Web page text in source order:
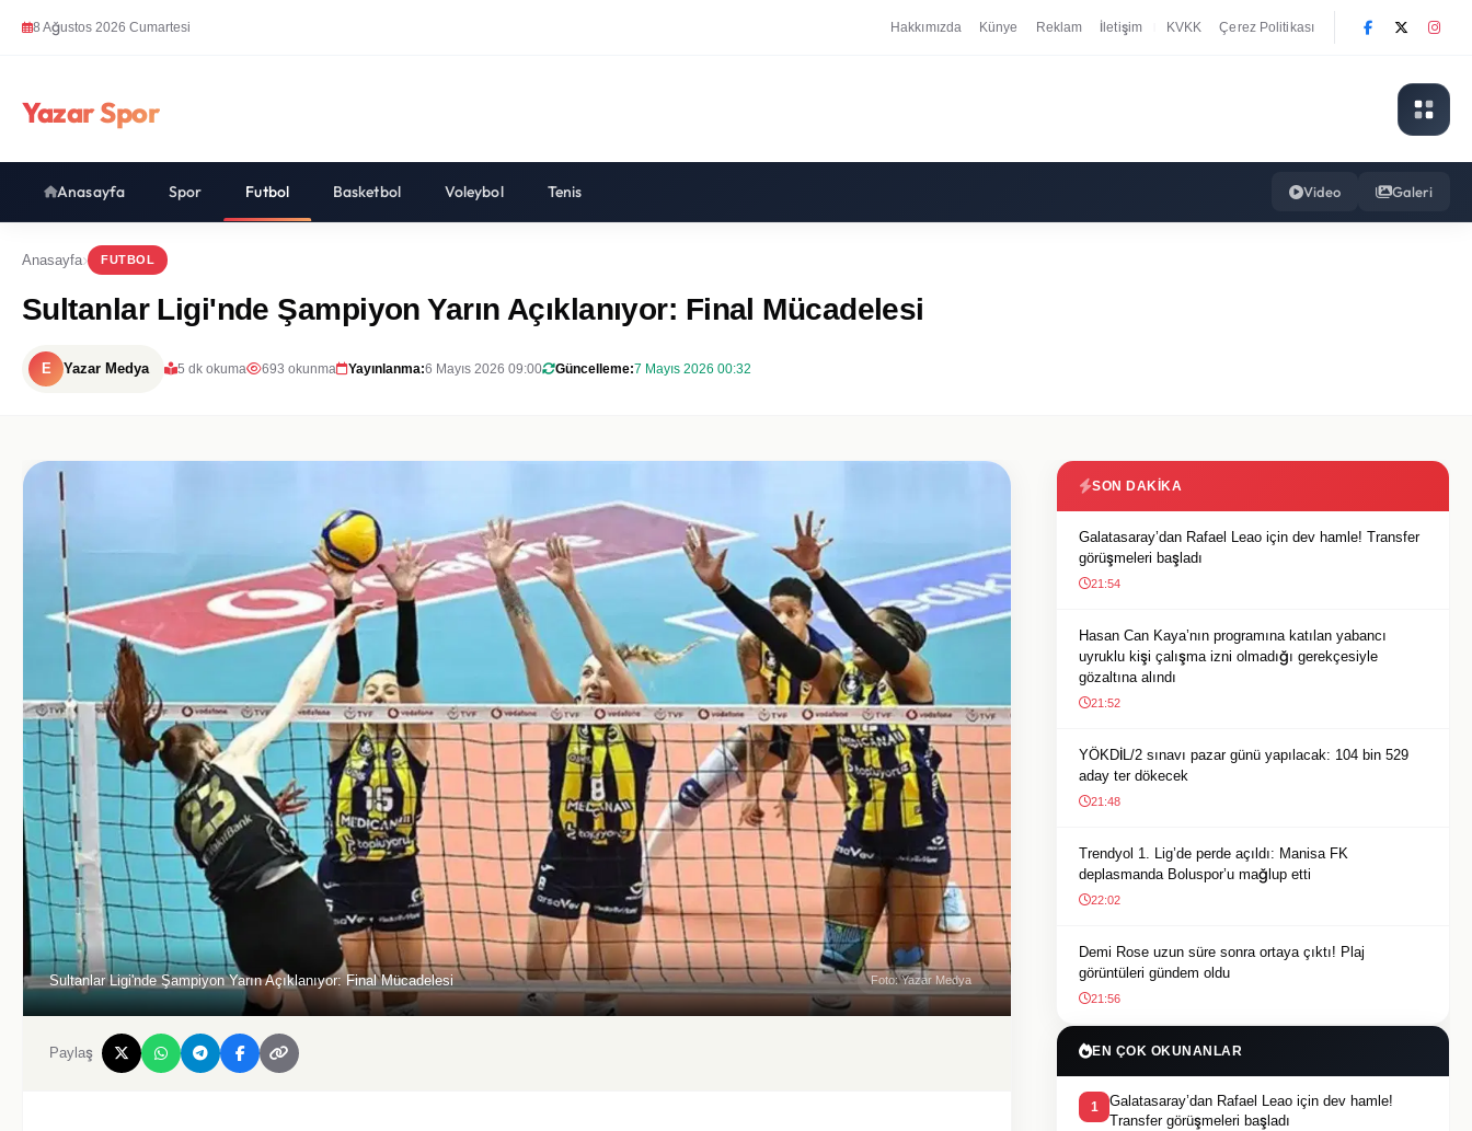
8 Ağustos 2026 Cumartesi Hakkımızda Künye Reklam İletişim KVKK Çerez Politikası
Yazar Spor
Anasayfa Spor Futbol Basketbol Voleybol Tenis Video Galeri
Anasayfa FUTBOL
Sultanlar Ligi'nde Şampiyon Yarın Açıklanıyor: Final Mücadelesi
E Yazar Medya 5 dk okuma 693 okunma Yayınlanma:6 Mayıs 2026 09:00 Güncelleme:7 Mayıs 2026 00:32
Sultanlar Ligi'nde Şampiyon Yarın Açıklanıyor: Final Mücadelesi Foto: Yazar Medya
Paylaş
SON DAKIKA
Galatasaray’dan Rafael Leao için dev hamle! Transfer
görüşmeleri başladı
21:54
Hasan Can Kaya’nın programına katılan yabancı
uyruklu kişi çalışma izni olmadığı gerekçesiyle
gözaltına alındı
21:52
YÖKDİL/2 sınavı pazar günü yapılacak: 104 bin 529
aday ter dökecek
21:48
Trendyol 1. Lig’de perde açıldı: Manisa FK
deplasmanda Boluspor’u mağlup etti
22:02
Demi Rose uzun süre sonra ortaya çıktı! Plaj
görüntüleri gündem oldu
21:56
EN ÇOK OKUNANLAR
1
Galatasaray’dan Rafael Leao için dev hamle!
Transfer görüşmeleri başladı